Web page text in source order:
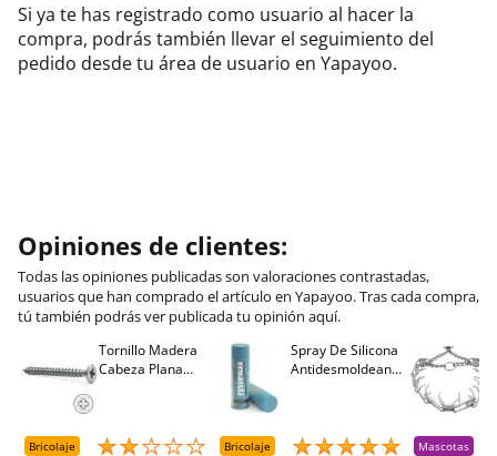
Si ya te has registrado como usuario al hacer la
compra, podrás también llevar el seguimiento del
pedido desde tu área de usuario en Yapayoo.
Opiniones de clientes:
Todas las opiniones publicadas son valoraciones contrastadas,
usuarios que han comprado el artículo en Yapayoo. Tras cada compra,
tú también podrás ver publicada tu opinión aquí.
Tornillo Madera
Cabeza Plana
Bricolaje
Spray De Silicona
Antidesmoldeante
Bricolaje Mascotas